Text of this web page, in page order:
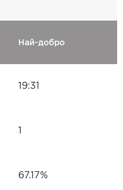
Най-добро
19:31
67.17%